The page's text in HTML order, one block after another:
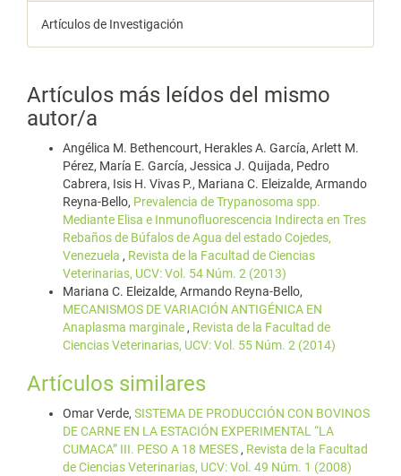
Artículos de Investigación
Artículos más leídos del mismo
autor/a
Angélica M. Bethencourt, Herakles A. García, Arlett M.
Pérez, María E. García, Jessica J. Quijada, Pedro
Cabrera, Isis H. Vivas P., Mariana C. Eleizalde, Armando
Reyna-Bello, Prevalencia de Trypanosoma spp.
Mediante Elisa e Inmunofluorescencia Indirecta en Tres
Rebaños de Búfalos de Agua del estado Cojedes,
Venezuela , Revista de la Facultad de Ciencias
Veterinarias, UCV: Vol. 54 Núm. 2 (2013)
Mariana C. Eleizalde, Armando Reyna-Bello,
MECANISMOS DE VARIACIÓN ANTIGÉNICA EN
Anaplasma marginale , Revista de la Facultad de
Ciencias Veterinarias, UCV: Vol. 55 Núm. 2 (2014)
Artículos similares
Omar Verde, SISTEMA DE PRODUCCIÓN CON BOVINOS
DE CARNE EN LA ESTACIÓN EXPERIMENTAL “LA
CUMACA” III. PESO A 18 MESES , Revista de la Facultad
de Ciencias Veterinarias, UCV: Vol. 49 Núm. 1 (2008)